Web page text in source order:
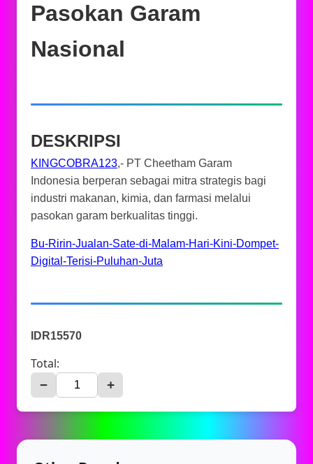
Pasokan Garam
Nasional
DESKRIPSI
KINGCOBRA123,- PT Cheetham Garam
Indonesia berperan sebagai mitra strategis bagi
industri makanan, kimia, dan farmasi melalui
pasokan garam berkualitas tinggi.
Bu-Ririn-Jualan-Sate-di-Malam-Hari-Kini-Dompet-
Digital-Terisi-Puluhan-Juta
IDR15570
Total:
− +